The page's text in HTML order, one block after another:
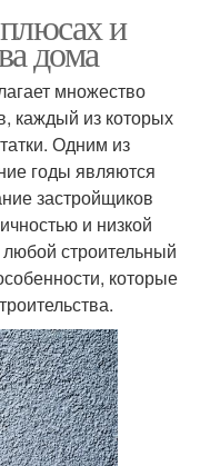
и
дома
множество
каждый из которых
Одним из
годы являются
застройщиков
и низкой
строительный
которые